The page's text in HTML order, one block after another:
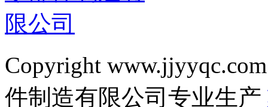
Copyright
件制造有限公司专业生产